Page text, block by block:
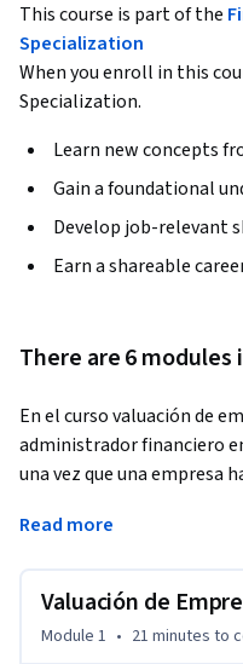
This course is part of the
Specialization
When you enroll in this
Specialization.
Learn new concepts
Gain a foundational
Develop job-relevant
Earn a shareable
There are 6 modules
En el curso valuación de
administrador financiero
una vez que una empresa
de tomar tal decisión el
horizontal o vertical, por
primero así misma y en
objetivo con base en
Read more
Valuación de
Module 1 • 21 minutes to